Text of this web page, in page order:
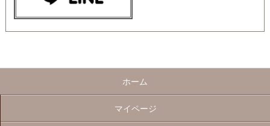
ホーム
マイページ